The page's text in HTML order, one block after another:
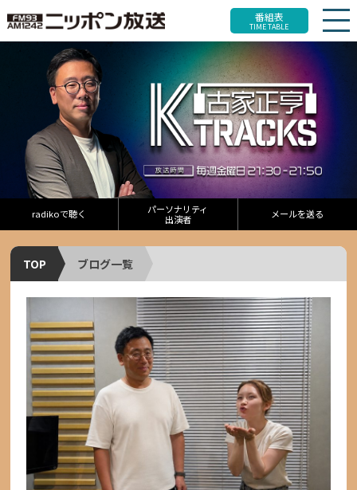
番組表
TIME TABLE
radikoで聴く
パーソナリティ
出演者
メールを送る
TOP ブログ一覧